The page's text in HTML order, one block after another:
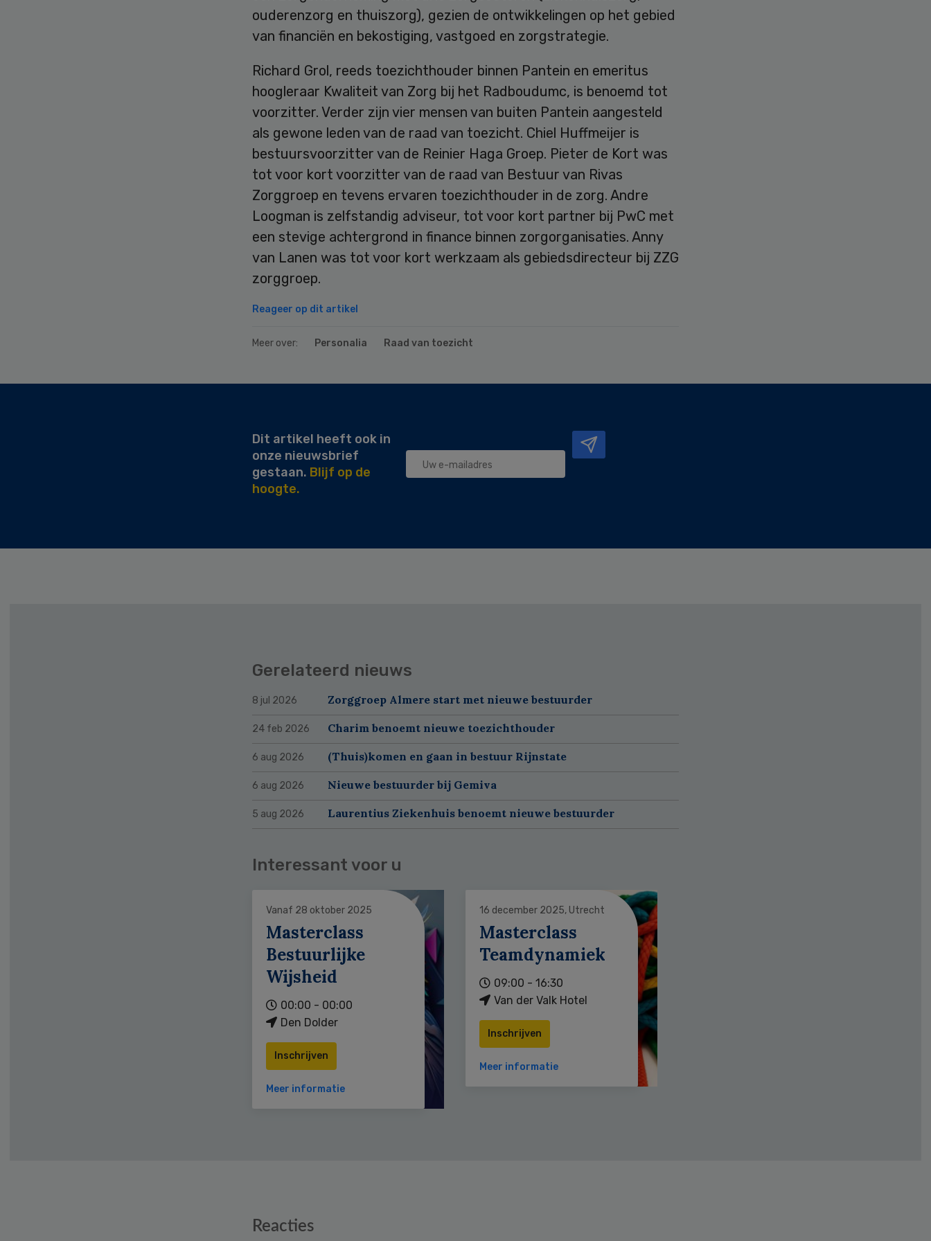
ouderenzorg en thuiszorg), gezien de ontwikkelingen op het gebied
van financiën en bekostiging, vastgoed en zorgstrategie.
Richard Grol, reeds toezichthouder binnen Pantein en emeritus
hoogleraar Kwaliteit van Zorg bij het Radboudumc, is benoemd tot
voorzitter. Verder zijn vier mensen van buiten Pantein aangesteld
als gewone leden van de raad van toezicht. Chiel Huffmeijer is
bestuursvoorzitter van de Reinier Haga Groep. Pieter de Kort was
tot voor kort voorzitter van de raad van Bestuur van Rivas
Zorggroep en tevens ervaren toezichthouder in de zorg. Andre
Loogman is zelfstandig adviseur, tot voor kort partner bij PwC met
een stevige achtergrond in finance binnen zorgorganisaties. Anny
van Lanen was tot voor kort werkzaam als gebiedsdirecteur bij ZZG
zorggroep.
Reageer op dit artikel
Meer over: Personalia Raad van toezicht
Dit artikel heeft ook in
onze nieuwsbrief
gestaan. Blijf op de
hoogte.
Gerelateerd nieuws
8 jul 2026 Zorggroep Almere start met nieuwe bestuurder
24 feb 2026 Charim benoemt nieuwe toezichthouder
6 aug 2026 (Thuis)komen en gaan in bestuur Rijnstate
6 aug 2026 Nieuwe bestuurder bij Gemiva
5 aug 2026 Laurentius Ziekenhuis benoemt nieuwe bestuurder
Interessant voor u
Vanaf 28 oktober 2025
Masterclass
Bestuurlijke
Wijsheid
00:00 - 00:00
Den Dolder
Inschrijven
Meer informatie
16 december 2025, Utrecht
Masterclass
Teamdynamiek
09:00 - 16:30
Van der Valk Hotel
Inschrijven
Meer informatie
Reacties